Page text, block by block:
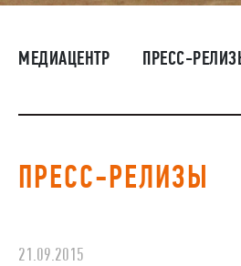
МЕДИАЦЕНТР ПРЕСС-
ПРЕСС-РЕЛИЗЫ
21.09.2015